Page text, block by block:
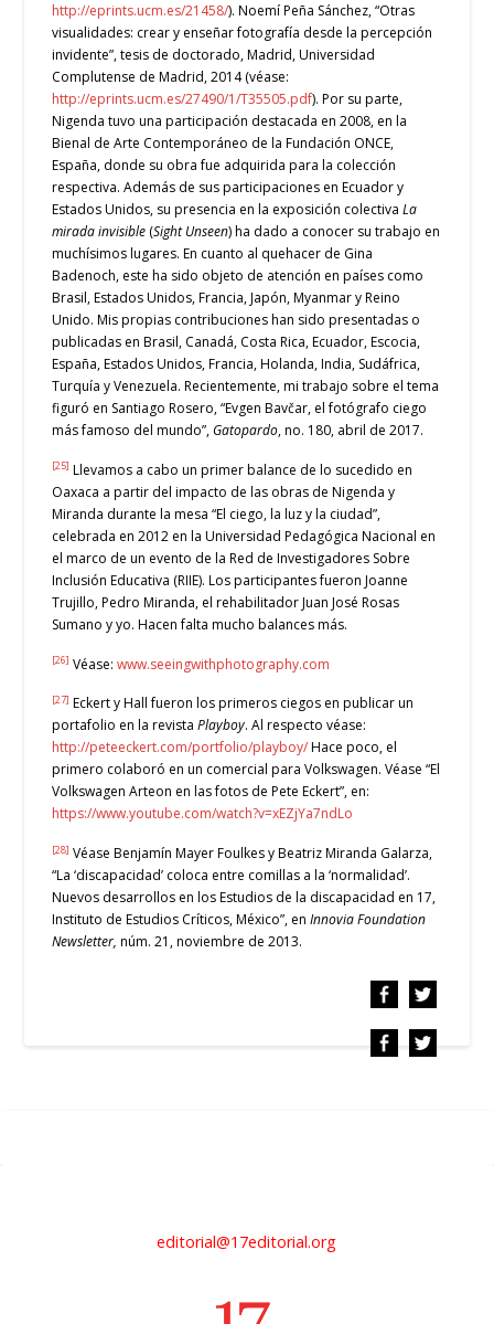
http://eprints.ucm.es/21458/). Noemí Peña Sánchez, “Otras
visualidades: crear y enseñar fotografía desde la percepción
invidente”, tesis de doctorado, Madrid, Universidad
Complutense de Madrid, 2014 (véase:
http://eprints.ucm.es/27490/1/T35505.pdf). Por su parte,
Nigenda tuvo una participación destacada en 2008, en la
Bienal de Arte Contemporáneo de la Fundación ONCE,
España, donde su obra fue adquirida para la colección
respectiva. Además de sus participaciones en Ecuador y
Estados Unidos, su presencia en la exposición colectivaLa
mirada invisible (Sight Unseen) ha dado a conocer su trabajo en
muchísimos lugares. En cuanto al quehacer de Gina
Badenoch, este ha sido objeto de atención en países como
Brasil, Estados Unidos, Francia, Japón, Myanmar y Reino
Unido. Mis propias contribuciones han sido presentadas o
publicadas en Brasil, Canadá, Costa Rica, Ecuador, Escocia,
España, Estados Unidos, Francia, Holanda, India, Sudáfrica,
Turquía y Venezuela. Recientemente, mi trabajo sobre el tema
figuró en Santiago Rosero, “Evgen Bavčar, el fotógrafo ciego
más famoso del mundo”, Gatopardo, no. 180, abril de 2017.
[25] Llevamos a cabo un primer balance de lo sucedido en
Oaxaca a partir del impacto de las obras de Nigenda y
Miranda durante la mesa “El ciego, la luz y la ciudad”,
celebrada en 2012 en la Universidad Pedagógica Nacional en
el marco de un evento de la Red de Investigadores Sobre
Inclusión Educativa (RIIE). Los participantes fueron Joanne
Trujillo, Pedro Miranda, el rehabilitador Juan José Rosas
Sumano y yo. Hacen falta mucho balances más.
[26] Véase:www.seeingwithphotography.com
[27] Eckert y Hall fueron los primeros ciegos en publicar un
portafolio en la revistaPlayboy. Al respecto véase:
http://peteeckert.com/portfolio/playboy/Hace poco, el
primero colaboró en un comercial para Volkswagen. Véase “El
Volkswagen Arteon en las fotos de Pete Eckert”, en:
https://www.youtube.com/watch?v=xEZjYa7ndLo
[28] Véase Benjamín Mayer Foulkes y Beatriz Miranda Galarza,
“La ‘discapacidad’ coloca entre comillas a la ‘normalidad’.
Nuevos desarrollos en los Estudios de la discapacidad en 17,
Instituto de Estudios Críticos, México”, enInnovia Foundation
Newsletter, núm. 21, noviembre de 2013.
editorial@17editorial.org